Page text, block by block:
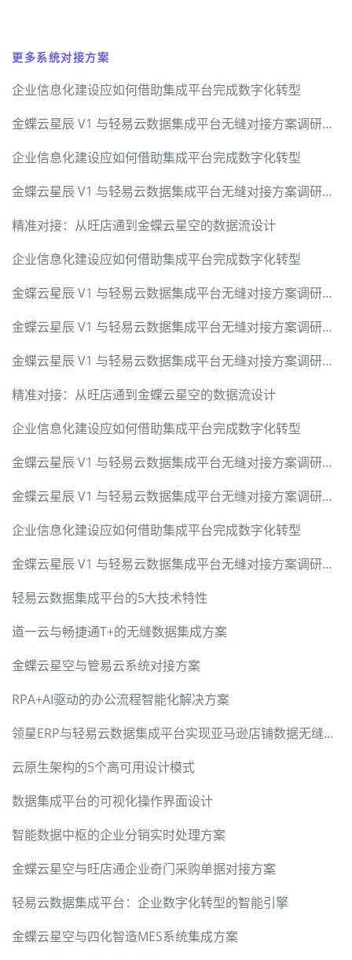
更多系统对接方案
企业信息化建设应如何借助集成平台完成数字化转型
金蝶云星辰 V1 与轻易云数据集成平台无缝对接方案调研报告
企业信息化建设应如何借助集成平台完成数字化转型
金蝶云星辰 V1 与轻易云数据集成平台无缝对接方案调研报告
精准对接：从旺店通到金蝶云星空的数据流设计
企业信息化建设应如何借助集成平台完成数字化转型
金蝶云星辰 V1 与轻易云数据集成平台无缝对接方案调研报告
金蝶云星辰 V1 与轻易云数据集成平台无缝对接方案调研报告
金蝶云星辰 V1 与轻易云数据集成平台无缝对接方案调研报告
精准对接：从旺店通到金蝶云星空的数据流设计
企业信息化建设应如何借助集成平台完成数字化转型
金蝶云星辰 V1 与轻易云数据集成平台无缝对接方案调研报告
金蝶云星辰 V1 与轻易云数据集成平台无缝对接方案调研报告
企业信息化建设应如何借助集成平台完成数字化转型
金蝶云星辰 V1 与轻易云数据集成平台无缝对接方案调研报告
轻易云数据集成平台的5大技术特性
道一云与畅捷通T+的无缝数据集成方案
金蝶云星空与管易云系统对接方案
RPA+AI驱动的办公流程智能化解决方案
领星ERP与轻易云数据集成平台实现亚马逊店铺数据无缝对接
云原生架构的5个高可用设计模式
数据集成平台的可视化操作界面设计
智能数据中枢的企业分销实时处理方案
金蝶云星空与旺店通企业奇门采购单据对接方案
轻易云数据集成平台：企业数字化转型的智能引擎
金蝶云星空与四化智造MES系统集成方案